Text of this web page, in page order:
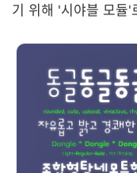
기 위해 '시야블 모듈'